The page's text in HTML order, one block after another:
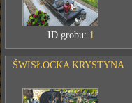
ID grobu: 1
ŚWISŁOCKA KRYSTYNA